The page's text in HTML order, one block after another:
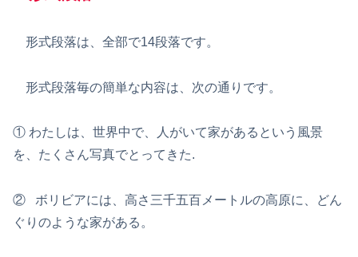
形式段落は、全部で14段落です。
形式段落毎の簡単な内容は、次の通りです。
① わたしは、世界中で、人がいて家があるという風景
を、たくさん写真でとってきた.
② ボリビアには、高さ三千五百メートルの高原に、どん
ぐりのような家がある。